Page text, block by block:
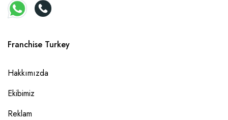
Franchise Turkey
Hakkımızda
Ekibimiz
Reklam